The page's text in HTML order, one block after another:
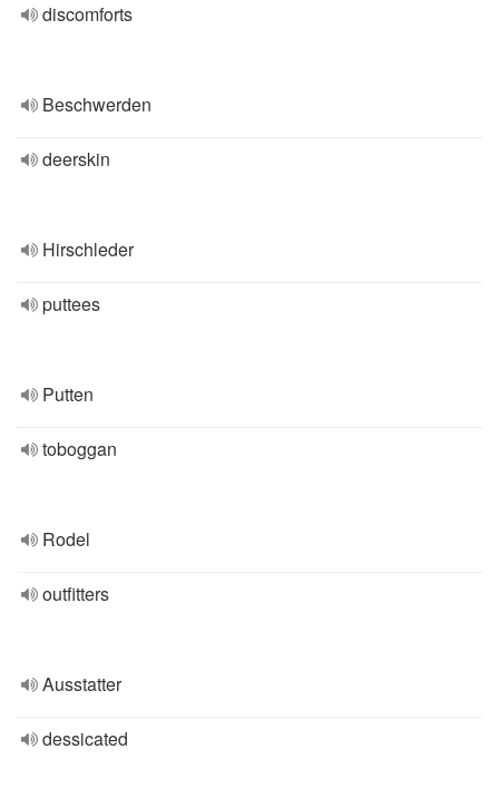
discomforts
Beschwerden
deerskin
Hirschleder
puttees
Putten
toboggan
Rodel
outfitters
Ausstatter
dessicated